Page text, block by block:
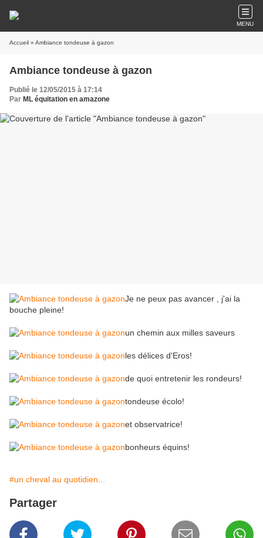
MENU
Accueil » Ambiance tondeuse à gazon
Ambiance tondeuse à gazon
Publié le 12/05/2015 à 17:14
Par ML équitation en amazone
Je ne peux pas avancer , j'ai la
bouche pleine!
un chemin aux milles saveurs
les délices d'Eros!
de quoi entretenir les rondeurs!
tondeuse écolo!
et observatrice!
bonheurs équins!
#un cheval au quotidien...
Partager